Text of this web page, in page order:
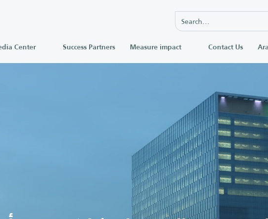
Center Success Partners Measure impact Contact Us